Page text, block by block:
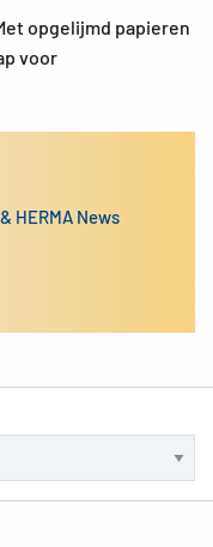
opgelijmd papieren
voor
HERMA News